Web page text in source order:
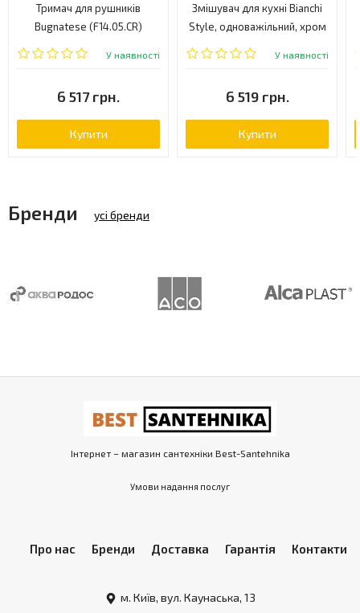
Тримач для рушників
Bugnatese (F14.05.CR)
У наявності
6 517 грн.
Купити
Змішувач для кухні Bianchi
Style, одноважільний, хром
(LVMSTY2000ACRM)
У наявності
6 519 грн.
Купити
Бренди усі бренди
Інтернет – магазин сантехніки Best-Santehnika
Умови надання послуг
Про нас Бренди Доставка Гарантія Контакти
м. Київ, вул. Каунаська, 13